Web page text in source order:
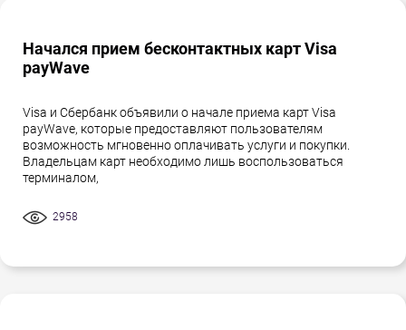
Начался прием бесконтактных карт Visa
payWave
Visa и Сбербанк объявили о начале приема карт Visa
payWave, которые предоставляют пользователям
возможность мгновенно оплачивать услуги и покупки.
Владельцам карт необходимо лишь воспользоваться
терминалом,
2958